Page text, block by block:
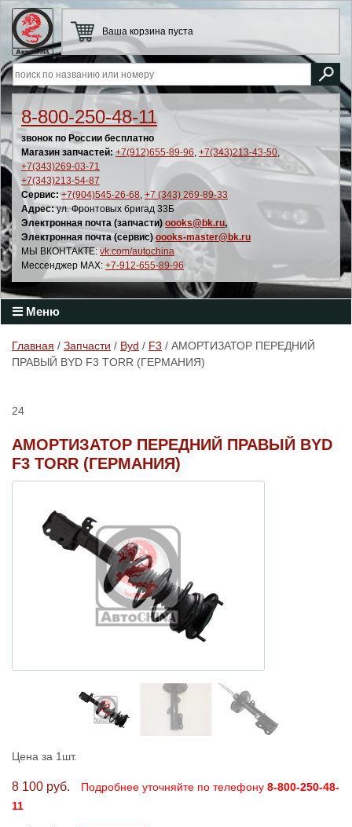
8-800-250-48-11
звонок по России бесплатно
Магазин запчастей: +7(912)655-89-96, +7(343)213-43-50,
+7(343)269-03-71
+7(343)213-54-87
Сервис: +7(904)545-26-68, +7 (343) 269-89-33
Адрес:ул. Фронтовых бригад 33Б
Электронная почта (запчасти) oooks@bk.ru,
Электронная почта (сервис) oooks-master@bk.ru
МЫ ВКОНТАКТЕ: vk.com/autochina
Мессенджер MAX: +7-912-655-89-96
Ваша корзина пуста
Меню
Главная / Запчасти / Byd / F3 / АМОРТИЗАТОР ПЕРЕДНИЙ
ПРАВЫЙ BYD F3 TORR (ГЕРМАНИЯ)
24
АМОРТИЗАТОР ПЕРЕДНИЙ ПРАВЫЙ BYD
F3 TORR (ГЕРМАНИЯ)
Цена за 1шт.
8 100 руб. Подробнее уточняйте по телефону 8-800-250-48-
11